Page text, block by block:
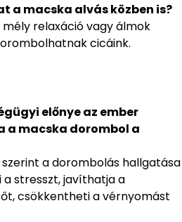
a macska alvás közben is?
mély relaxáció vagy álmok
cicáink.
előnye az ember
a macska dorombol a
a dorombolás hallgatása
stresszt, javíthatja a
csökkentheti a vérnyomást